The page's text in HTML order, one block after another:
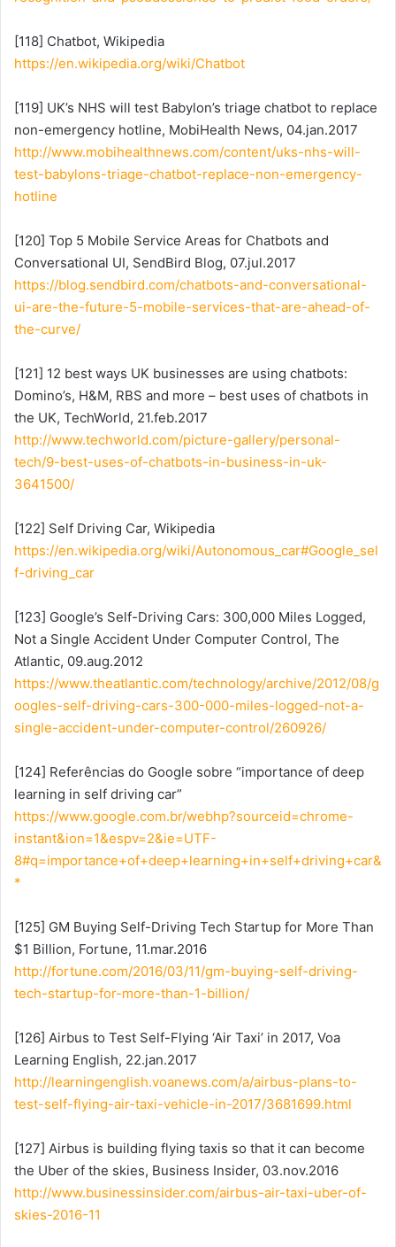
[118] Chatbot, Wikipedia
https://en.wikipedia.org/wiki/Chatbot
[119] UK’s NHS will test Babylon’s triage chatbot to replace
non-emergency hotline, MobiHealth News, 04.jan.2017
http://www.mobihealthnews.com/content/uks-nhs-will-
test-babylons-triage-chatbot-replace-non-emergency-
hotline
[120] Top 5 Mobile Service Areas for Chatbots and
Conversational UI, SendBird Blog, 07.jul.2017
https://blog.sendbird.com/chatbots-and-conversational-
ui-are-the-future-5-mobile-services-that-are-ahead-of-
the-curve/
[121] 12 best ways UK businesses are using chatbots:
Domino’s, H&M, RBS and more – best uses of chatbots in
the UK, TechWorld, 21.feb.2017
http://www.techworld.com/picture-gallery/personal-
tech/9-best-uses-of-chatbots-in-business-in-uk-
3641500/
[122] Self Driving Car, Wikipedia
https://en.wikipedia.org/wiki/Autonomous_car#Google_sel
f-driving_car
[123] Google’s Self-Driving Cars: 300,000 Miles Logged,
Not a Single Accident Under Computer Control, The
Atlantic, 09.aug.2012
https://www.theatlantic.com/technology/archive/2012/08/g
oogles-self-driving-cars-300-000-miles-logged-not-a-
single-accident-under-computer-control/260926/
[124] Referências do Google sobre “importance of deep
learning in self driving car”
https://www.google.com.br/webhp?sourceid=chrome-
instant&ion=1&espv=2&ie=UTF-
8#q=importance+of+deep+learning+in+self+driving+car&
*
[125] GM Buying Self-Driving Tech Startup for More Than
$1 Billion, Fortune, 11.mar.2016
http://fortune.com/2016/03/11/gm-buying-self-driving-
tech-startup-for-more-than-1-billion/
[126] Airbus to Test Self-Flying ‘Air Taxi’ in 2017, Voa
Learning English, 22.jan.2017
http://learningenglish.voanews.com/a/airbus-plans-to-
test-self-flying-air-taxi-vehicle-in-2017/3681699.html
[127] Airbus is building flying taxis so that it can become
the Uber of the skies, Business Insider, 03.nov.2016
http://www.businessinsider.com/airbus-air-taxi-uber-of-
skies-2016-11